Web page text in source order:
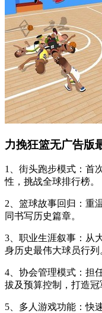
力挽狂篮无广告版
1、街头跑步模式：首
性，挑战全球排行榜。
2、篮球故事回归：重
同书写历史篇章。
3、职业生涯叙事：从
身历史最伟大球员行列
4、协会管理模式：担
拔及预算控制，打造冠
5、多人游戏功能：快